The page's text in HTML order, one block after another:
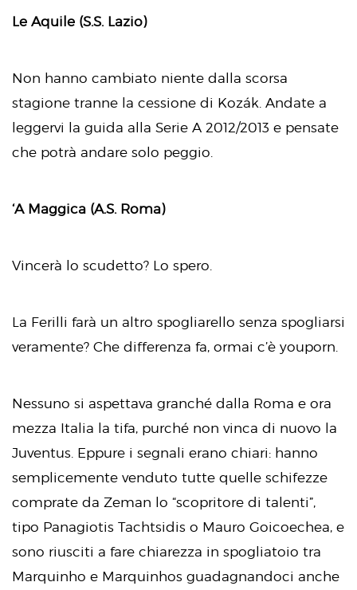
Le Aquile (S.S. Lazio)
Non hanno cambiato niente dalla scorsa
stagione tranne la cessione di Kozák. Andate a
leggervi la guida alla Serie A 2012/2013 e pensate
che potrà andare solo peggio.
‘A Maggica (A.S. Roma)
Vincerà lo scudetto? Lo spero.
La Ferilli farà un altro spogliarello senza spogliarsi
veramente? Che differenza fa, ormai c’è youporn.
Nessuno si aspettava granché dalla Roma e ora
mezza Italia la tifa, purché non vinca di nuovo la
Juventus. Eppure i segnali erano chiari: hanno
semplicemente venduto tutte quelle schifezze
comprate da Zeman lo “scopritore di talenti”,
tipo Panagiotis Tachtsidis o Mauro Goicoechea, e
sono riusciti a fare chiarezza in spogliatoio tra
Marquinho e Marquinhos guadagnandoci anche